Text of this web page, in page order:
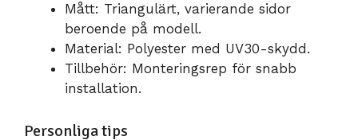
Mått: Triangulärt, varierande sidor
beroende på modell.
Material: Polyester med UV30-skydd.
Tillbehör: Monteringsrep för snabb
installation.
Personliga tips